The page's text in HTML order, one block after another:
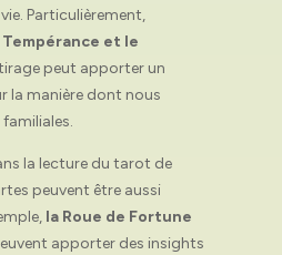
Particulièrement,
Tempérance et le
peut apporter un
la manière dont nous
la lecture du tarot de
peuvent être aussi
la Roue de Fortune
apporter des insights